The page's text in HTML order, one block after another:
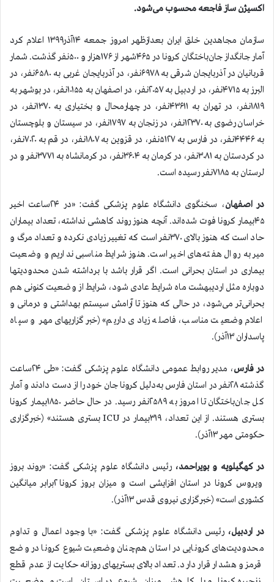
اکسیژن ساز فاجعه محسوب می‌شود.
سازمان مجاهدین خلق ایران بعدازظهر امروز جمعه ۱۴آذر۱۳۹۹ اعلام کرد
آمار جانگداز جان‌باختگان کرونا در ۴۶۵شهر از ۱۷۶هزار و ۵۰۰نفر گذشت. شمار
قربانیان در آذربایجان شرقی به ۶۹۷۸نفر، در آذربایجان غربی به ۶۵۸۰نفر، در
البرز به ۴۷۱۵نفر، در اردبیل به ۲۰۵۷نفر، در اصفهان به ۱۰۱۵۵نفر، در بوشهر به
۱۸۱۹نفر، در تهران به ۴۳۶۱۱نفر، در چهارمحال و بختیاری به ۱۳۷۰نفر، در
خراسان رضوی به ۱۲۳۷۰نفر، در زنجان به ۱۷۹۷نفر، در سیستان و بلوچستان
به ۴۴۴۶نفر، در فارس به ۵۱۲۷نفر، در قزوین به ۱۸۰۷نفر، در قم به ۷۰۲۰نفر،
در کردستان به ۳۰۸۱نفر، در کرمان به ۳۶۰۴نفر، در کرمانشاه به ۳۷۷۱نفر و در
لرستان به ۷۱۸۵نفر رسیده است.
در اصفهان
، سخنگوی دانشگاه علوم پزشکی گفت: «در ۲۴ساعت اخیر
۴۵بیمار کرونا فوت شده‌اند. آنچه هنوز روند کاهشی نداشته، تعداد بیماران
حاد است که هنوز بالای ۳۷۰نفر است که تغییر زیادی نکرده و تعداد مرگ و
میر به روال هفته‌های اخیر است. هنوز شرایط مناسبی نداریم و وضعیت
بیماری در استان بحرانی است. اگر قرار باشد با برداشته شدن محدودیتها
دوباره مثل اردیبهشت ماه شرایط عادی شود، شرایط از وضعیت کنونی هم
بحرانی‌تر می‌شود، در حالی که هنوز تا آرامش سیستم بهداشتی و درمانی و
اعلام وضعیت مناسب، فاصله زیادی داریم» (خبرگزاریهای مهر و سپاه
پاسداران ۱۳آذر).
در فارس
، مدیر روابط عمومی دانشگاه علوم پزشکی گفت: «طی ۲۴ساعت
گذشته ۲۸نفر در استان فارس به‌دلیل کرونا جان خود را از دست دادند و آمار
کل جان‌باختگان تا امروز به ۲۵۸۹نفر رسید. در حال حاضر ۱۸۵۰بیمار کرونا
بستری هستند. از این تعداد، ۳۱۹بیمار در ICU بستری هستند» (خبرگزاری
حکومتی مهر ۱۳آذر).
در کهگیلویه و بویراحمد، رئیس دانشگاه علوم پزشکی گفت: «روند بروز
ویروس کرونا در استان افزایشی است و میزان بروز کرونا ۲برابر میانگین
کشوری است» (خبرگزاری نیروی قدس ۱۳آذر).
در اردبیل، رئیس دانشگاه علوم پزشکی گفت: «با وجود اعمال و تداوم
محدودیت‌های کرونایی در استان هم‌چنان وضعیت شیوع کرونا در وضع
قرمز و هشدار قرار دارد. تعداد بالای بستریهای روزانه حکایت از عدم قطع